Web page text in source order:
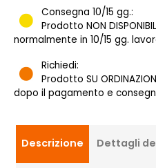
Consegna 10/15 gg.:
Prodotto NON
normalmente in 10/15 gg.
Richiedi:
Prodotto SU
dopo il pagamento e
Descrizione Dettagli